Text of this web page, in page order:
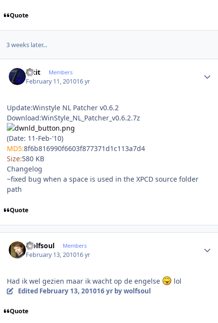
Quote
3 weeks later...
Fixit Members
February 11, 201016 yr
Update:Winstyle NL Patcher v0.6.2
Download:WinStyle_NL_Patcher_v0.6.2.7z
(Date: 11-Feb-'10)
MD5:8f6b816990f6603f877371d1c113a7d4
Size:580 KB
Changelog
~fixed bug when a space is used in the XPCD source folder
path
Quote
wolfsoul Members
February 13, 201016 yr
Had ik wel gezien maar ik wacht op de engelse lol
Edited February 13, 201016 yrby wolfsoul
Quote